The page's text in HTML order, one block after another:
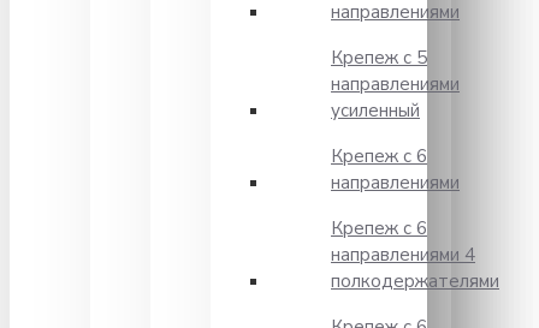
направлениями
Крепеж с 5
направлениями
усиленный
Крепеж с 6
направлениями
Крепеж с 6
направлениями 4
полкодержателями